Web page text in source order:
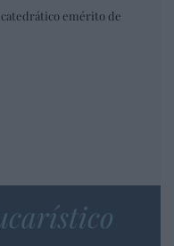
emérito de